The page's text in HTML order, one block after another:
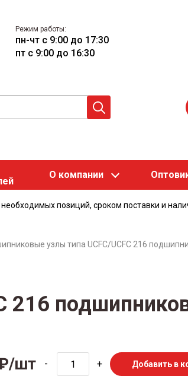
Режим работы:
пн-чт с 9:00 до 17:30
пт с 9:00 до 16:30
О компании
позиций, сроком поставки и
узлы типа UCFC/UCFC 216
216
шт - + Добавить в